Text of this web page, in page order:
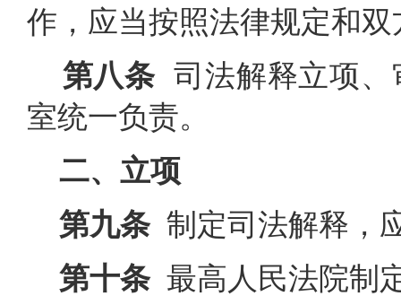
作，应当按照法律规定和
第八条 司法解释立项
室统一负责。
二、立项
第九条制定司法解释，
第十条最高人民法院制